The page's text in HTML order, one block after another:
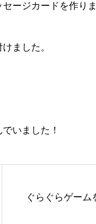
ージカードを作りま
ました。
いました！
ぐらぐらゲーム